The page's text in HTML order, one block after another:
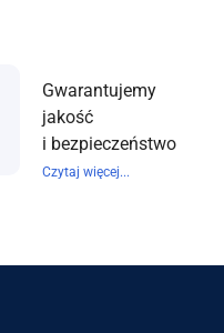
Gwarantujemy
jakość
i bezpieczeństwo
Czytaj więcej...